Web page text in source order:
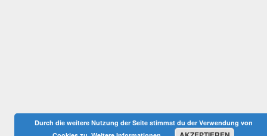
Durch die weitere Nutzung der Seite stimmst du der Verwendung von